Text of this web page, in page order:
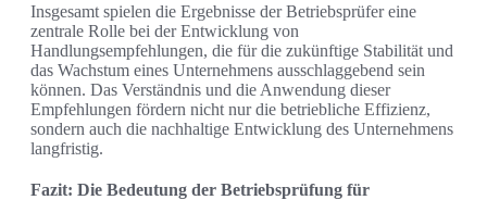
Insgesamt spielen die Ergebnisse der Betriebsprüfer eine
zentrale Rolle bei der Entwicklung von
Handlungsempfehlungen, die für die zukünftige Stabilität und
das Wachstum eines Unternehmens ausschlaggebend sein
können. Das Verständnis und die Anwendung dieser
Empfehlungen fördern nicht nur die betriebliche Effizienz,
sondern auch die nachhaltige Entwicklung des Unternehmens
langfristig.
Fazit: Die Bedeutung der Betriebsprüfung für